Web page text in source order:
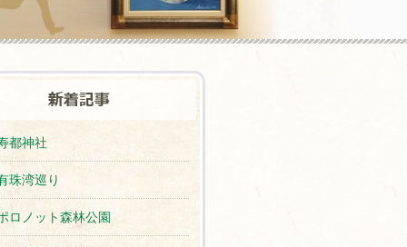
都神社
珠湾巡り
ロノット森林公園